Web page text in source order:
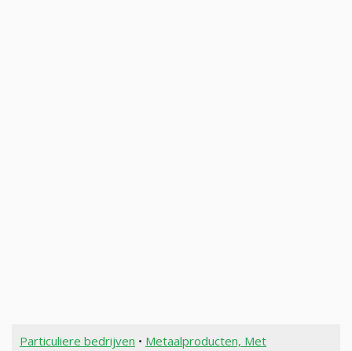
Particuliere bedrijven • Metaalproducten, Met